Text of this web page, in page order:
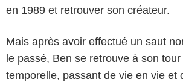
en 1989 et retrouver son créateur.
Mais après avoir effectué un saut
le passé, Ben se retrouve à son
temporelle, passant de vie en vie et